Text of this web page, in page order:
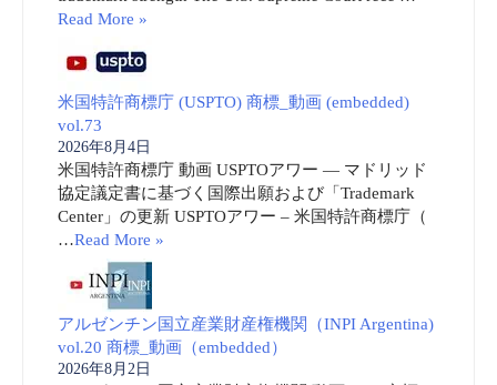
Read More »
米国特許商標庁 (USPTO) 商標_動画 (embedded)
vol.73
2026年8月4日
米国特許商標庁 動画 USPTOアワー ― マドリッド
協定議定書に基づく国際出願および「Trademark
Center」の更新 USPTOアワー – 米国特許商標庁（
…Read More »
アルゼンチン国立産業財産権機関（INPI Argentina)
vol.20 商標_動画（embedded）
2026年8月2日